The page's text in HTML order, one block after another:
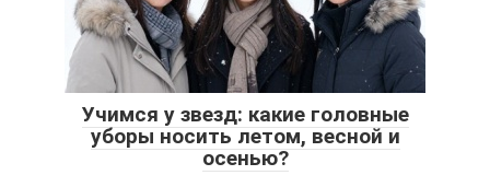
Учимся у звезд: какие головные
уборы носить летом, весной и
осенью?